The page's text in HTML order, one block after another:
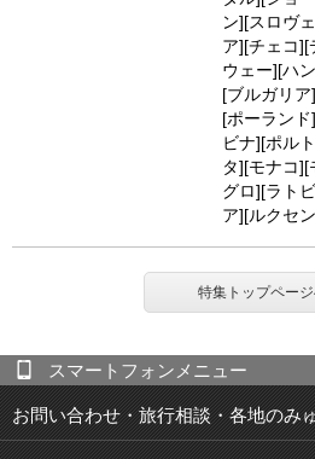
ン][スロヴ
ア][チェコ][
ウェー][ハ
[ブルガリ
[ポーラン
ビナ][ポル
タ][モナコ][
グロ][ラト
ア][ルクセ
特集トップペー
スマートフォンメニュー
お問い合わせ・旅行相談・各地のみ